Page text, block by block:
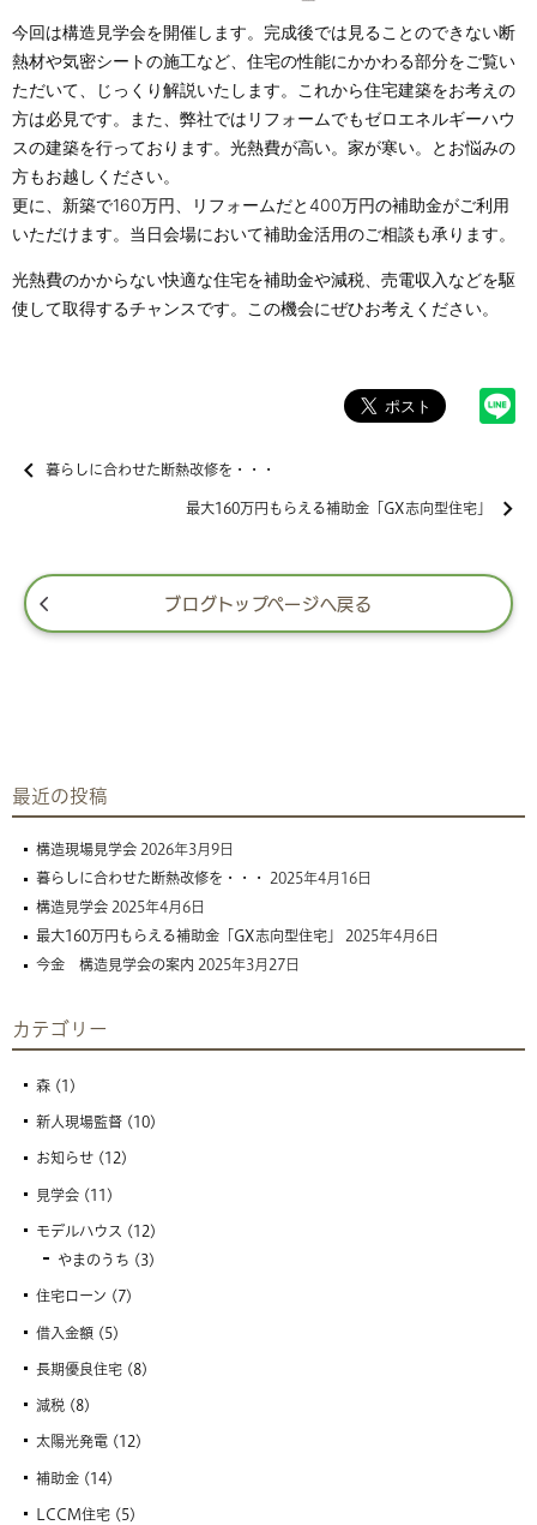
今回は構造見学会を開催します。完成後では見ることのできない断
熱材や気密シートの施工など、住宅の性能にかかわる部分をご覧い
ただいて、じっくり解説いたします。これから住宅建築をお考えの
方は必見です。また、弊社ではリフォームでもゼロエネルギーハウ
スの建築を行っております。光熱費が高い。家が寒い。とお悩みの
方もお越しください。
更に、新築で160万円、リフォームだと400万円の補助金がご利用
いただけます。当日会場において補助金活用のご相談も承ります。
光熱費のかからない快適な住宅を補助金や減税、売電収入などを駆
使して取得するチャンスです。この機会にぜひお考えください。
暮らしに合わせた断熱改修を・・・
最大160万円もらえる補助金「GX志向型住宅」
ブログトップページへ戻る
最近の投稿
構造現場見学会 2026年3月9日
暮らしに合わせた断熱改修を・・・ 2025年4月16日
構造見学会 2025年4月6日
最大160万円もらえる補助金「GX志向型住宅」
2025年4月6日
今金 構造見学会の案内 2025年3月27日
カテゴリー
森 (1)
新人現場監督 (10)
お知らせ (12)
見学会 (11)
モデルハウス (12)
やまのうち (3)
住宅ローン (7)
借入金額 (5)
長期優良住宅 (8)
減税 (8)
太陽光発電 (12)
補助金 (14)
LCCM住宅 (5)